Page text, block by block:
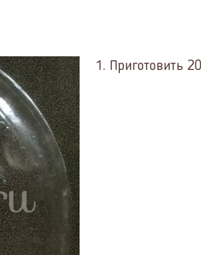
1. Приготовить